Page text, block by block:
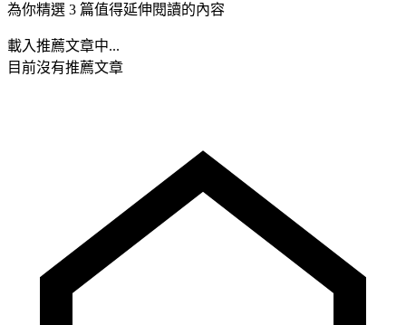
為你精選 3 篇值得延伸閱讀的內容
載入推薦文章中...
目前沒有推薦文章